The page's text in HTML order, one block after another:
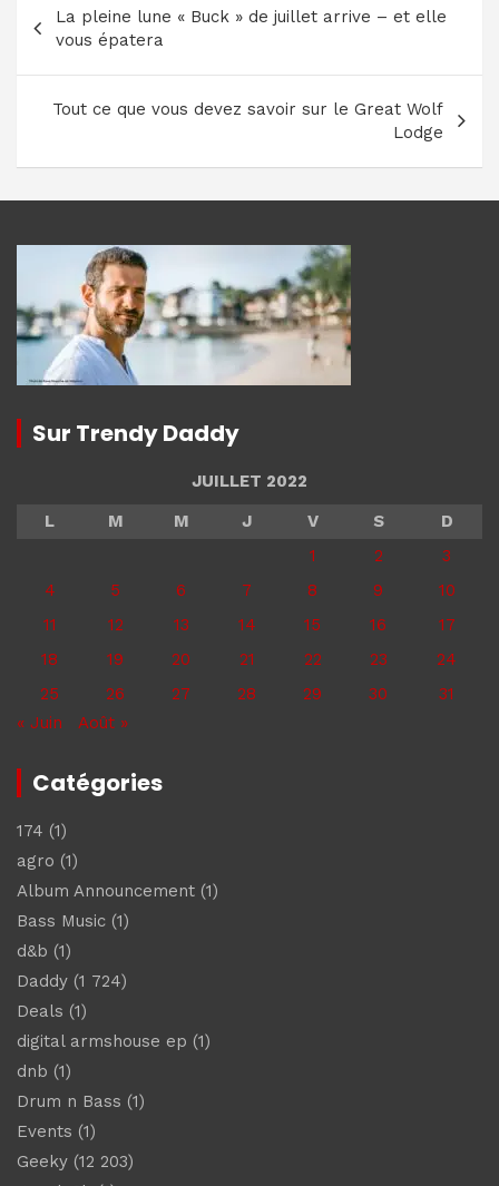
de
l’article
La pleine lune « Buck » de juillet arrive – et elle
vous épatera
Tout ce que vous devez savoir sur le Great Wolf
Lodge
Sur Trendy Daddy
JUILLET 2022
L
M M J V S
D
1
2
3
4
5 6 7 8 9
10
11
12 13 14 15 16
17
18
19 20 21 22 23
24
25
26 27 28 29 30
31
« Juin
Août »
Catégories
174 (1)
agro (1)
Album Announcement (1)
Bass Music (1)
d&b (1)
Daddy (1 724)
Deals (1)
digital armshouse ep (1)
dnb (1)
Drum n Bass (1)
Events (1)
Geeky (12 203)